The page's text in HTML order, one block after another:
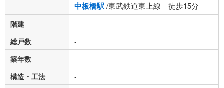
中板橋駅/東武鉄道東上線 徒歩15分
階建
-
総戸数
-
築年数
-
構造・工法
-